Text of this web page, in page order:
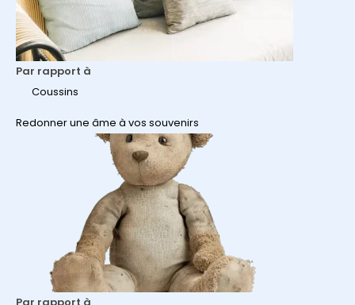
Par rapport à
Coussins
Redonner une âme à vos souvenirs
Par rapport à